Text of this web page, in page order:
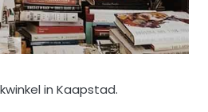
in Kaapstad.